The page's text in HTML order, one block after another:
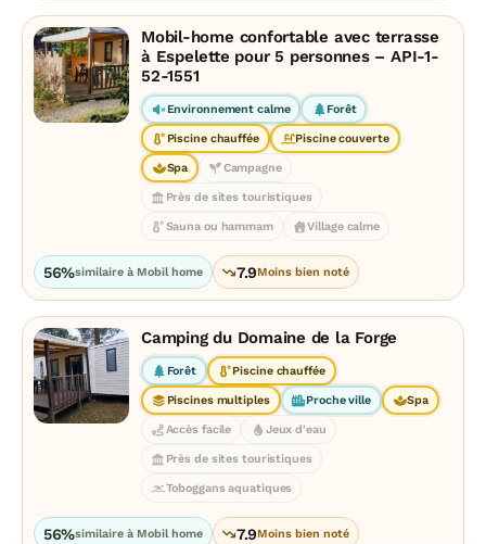
Mobil-home confortable avec terrasse
à Espelette pour 5 personnes – API-1-
52-1551
Environnement calme Forêt
Piscine chauffée Piscine couverte
Spa Campagne
Près de sites touristiques
Sauna ou hammam Village calme
56%similaire à Mobil home 7.9Moins bien noté
Camping du Domaine de la Forge
Forêt Piscine chauffée
Piscines multiples Proche ville Spa
Accès facile Jeux d'eau
Près de sites touristiques
Toboggans aquatiques
56%similaire à Mobil home 7.9Moins bien noté